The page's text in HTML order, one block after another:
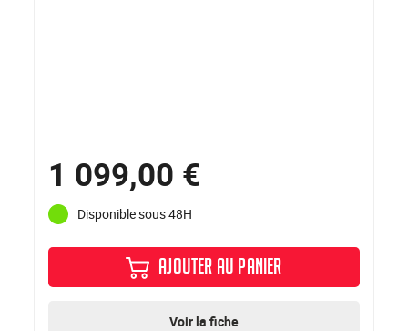
1 099,00 €
Disponible sous 48H
AJOUTER AU PANIER
Voir la fiche